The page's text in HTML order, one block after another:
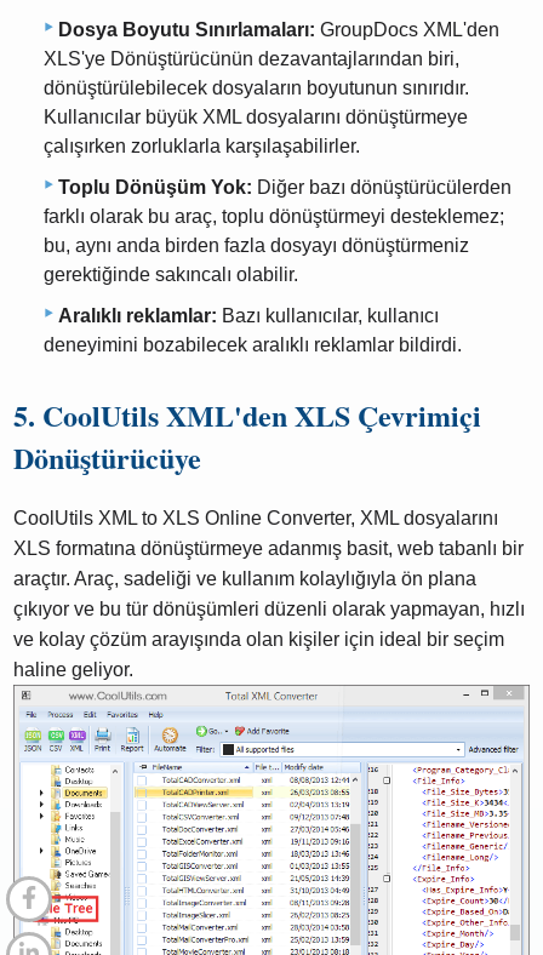
Dosya Boyutu Sınırlamaları: GroupDocs XML'den
XLS'ye Dönüştürücünün dezavantajlarından biri,
dönüştürülebilecek dosyaların boyutunun sınırıdır.
Kullanıcılar büyük XML dosyalarını dönüştürmeye
çalışırken zorluklarla karşılaşabilirler.
Toplu Dönüşüm Yok: Diğer bazı dönüştürücülerden
farklı olarak bu araç, toplu dönüştürmeyi desteklemez;
bu, aynı anda birden fazla dosyayı dönüştürmeniz
gerektiğinde sakıncalı olabilir.
Aralıklı reklamlar: Bazı kullanıcılar, kullanıcı
deneyimini bozabilecek aralıklı reklamlar bildirdi.
5. CoolUtils XML'den XLS Çevrimiçi
Dönüştürücüye
CoolUtils XML to XLS Online Converter, XML dosyalarını
XLS formatına dönüştürmeye adanmış basit, web tabanlı bir
araçtır. Araç, sadeliği ve kullanım kolaylığıyla ön plana
çıkıyor ve bu tür dönüşümleri düzenli olarak yapmayan, hızlı
ve kolay çözüm arayışında olan kişiler için ideal bir seçim
haline geliyor.